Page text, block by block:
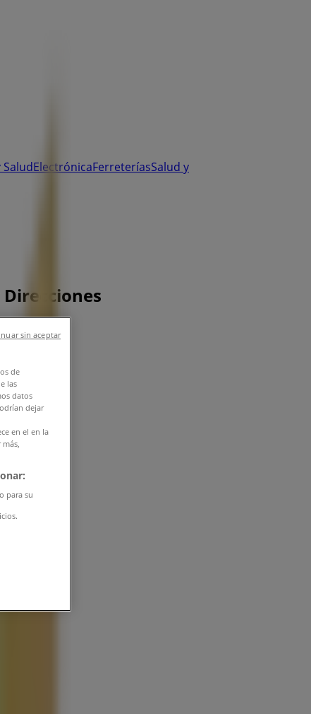
SaludElectrónicaFerreteríasSalud y
de
las
datos
dejar
en el en la
para su
sin aceptar